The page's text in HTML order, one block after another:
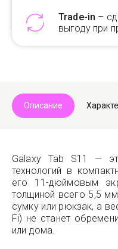
Trade-in –
выгоду при
Описание
Galaxy Tab S11 —
технологий в
его 11-дюймовым
толщиной всего 5,5
сумку или рюкзак, а
Fi) не станет
или дома.